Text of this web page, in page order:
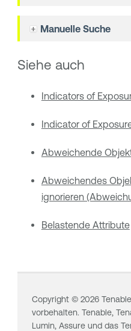
Manuelle Suche
Siehe auch
Indicators of
Indicator of
Abweichende
Abweichendes
ignorieren
Belastende Attribute
Copyright © 2026
vorbehalten. Tenable,
Lumin, Assure und das